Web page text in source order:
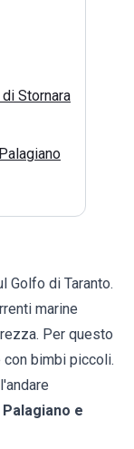
Stornara
Golfo di Taranto.
marine
Per questo
bimbi piccoli.
e